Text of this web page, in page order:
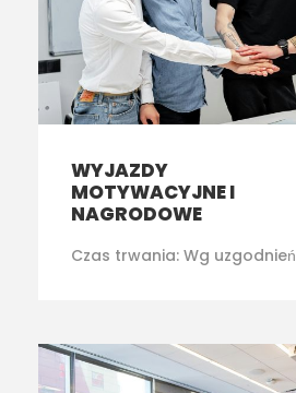
WYJAZDY
MOTYWACYJNE I
NAGRODOWE
Czas trwania: Wg uzgodnień